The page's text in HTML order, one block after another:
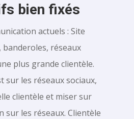
bien fixés
actuels : Site
réseaux
plus grande clientèle.
sur les réseaux sociaux,
clientèle et miser sur
sur les réseaux. Clientèle